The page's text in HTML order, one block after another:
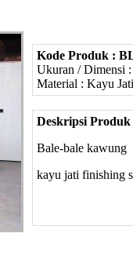
Kode Produk :
Ukuran / Dimensi
Material : Kayu Jati
Deskripsi Produk
Bale-bale kawung
kayu jati finishing